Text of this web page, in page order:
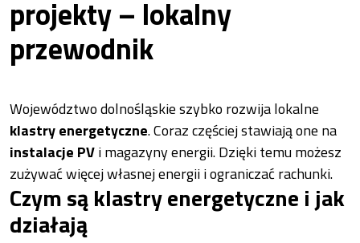
projekty – lokalny
przewodnik
Województwo dolnośląskie szybko rozwija lokalne
klastry energetyczne. Coraz częściej stawiają one na
instalacje PVi magazyny energii. Dzięki temu możesz
zużywać więcej własnej energii i ograniczać rachunki.
Czym są klastry energetyczne i jak
działają